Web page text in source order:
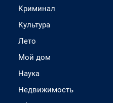
Криминал
Культура
Лето
Мой дом
Наука
Недвижимость